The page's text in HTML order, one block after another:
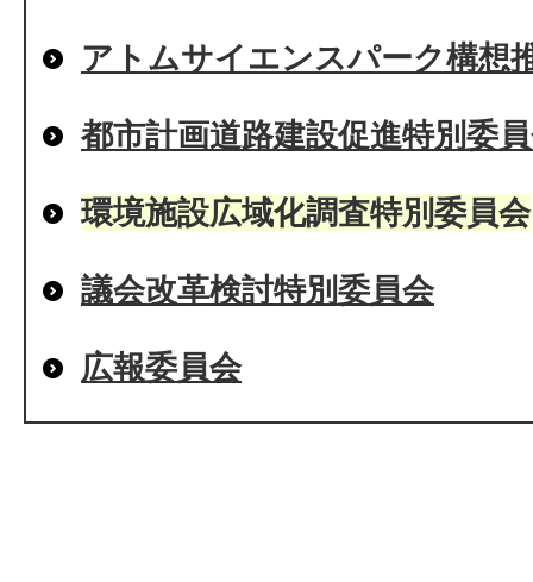
アトムサイエンスパーク構想
都市計画道路建設促進特別委
環境施設広域化調査特別委員会
議会改革検討特別委員会
広報委員会